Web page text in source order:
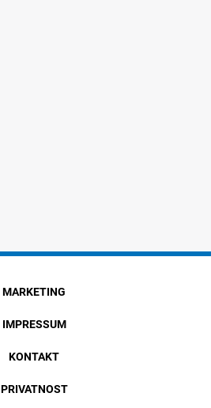
MARKETING
IMPRESSUM
KONTAKT
PRIVATNOST